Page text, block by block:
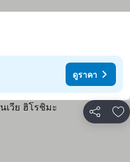
ดูราคา
แชร์ เ